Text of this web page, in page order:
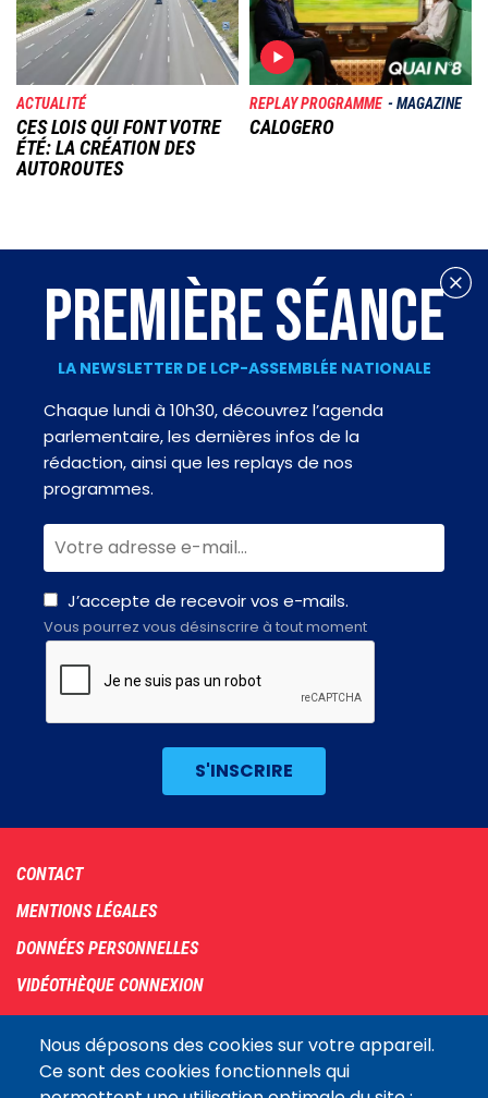
ACTUALITÉ
CES LOIS QUI FONT VOTRE
ÉTÉ: LA CRÉATION DES
AUTOROUTES
REPLAY PROGRAMME MAGAZINE
CALOGERO
Nous déposons des cookies sur votre appareil.
Ce sont des cookies fonctionnels qui
PREMIÈRE SÉANCE
LA NEWSLETTER DE LCP-ASSEMBLÉE NATIONALE
Chaque lundi à 10h30, découvrez l’agenda
parlementaire, les dernières infos de la
rédaction, ainsi que les replays de nos
programmes.
J’accepte de recevoir vos e-mails.
Vous pourrez vous désinscrire à tout moment
Footer
menu
CONTACT
MENTIONS LÉGALES
DONNÉES PERSONNELLES
VIDÉOTHÈQUE CONNEXION